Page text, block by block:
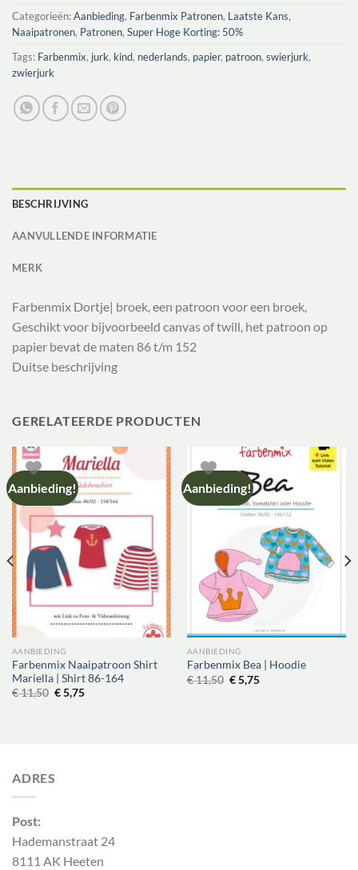
Categorieën:Aanbieding, Farbenmix Patronen, Laatste Kans,
Naaipatronen, Patronen, Super Hoge Korting: 50%
Tags: Farbenmix, jurk, kind, nederlands, papier, patroon, swierjurk,
zwierjurk
BESCHRIJVING
AANVULLENDE INFORMATIE
MERK
Farbenmix Dortje| broek, een patroon voor een broek,
Geschikt voor bijvoorbeeld canvas of twill, het patroon op
papier bevat de maten 86 t/m 152
Duitse beschrijving
GERELATEERDE PRODUCTEN
Aanbieding!
AANBIEDING
Farbenmix Naaipatroon Shirt
Mariella | Shirt 86-164
€11,50 Oorspronkelijke
prijs
€5,75Huidige
Aanbieding!
AANBIEDING
Farbenmix Bea | Hoodie
€11,50 Oorspronkelijke
prijs
€5,75Huidige
ADRES
Post:
Hademanstraat 24
8111 AK Heeten